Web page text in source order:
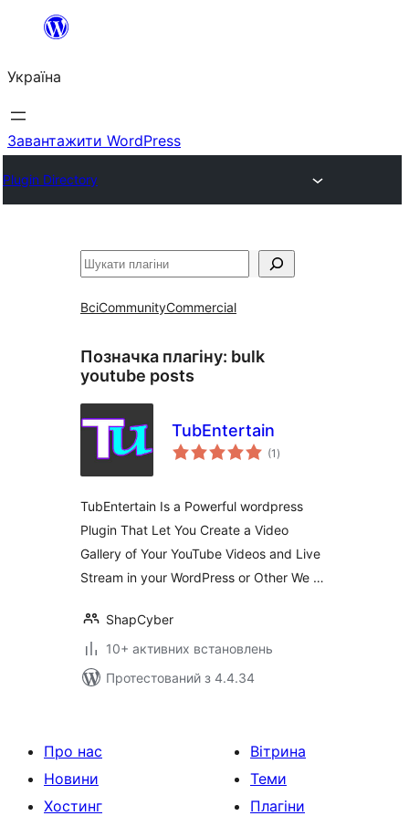
Перейти
вмісту
Україна
Завантажити WordPress
Plugin Directory
Пошук
ВсіCommunityCommercial
Позначка плагіну: bulk
youtube posts
TubEntertain
(1 загальний
рейтинг
)
TubEntertain Is a Powerful wordpress
Plugin That Let You Create a Video
Gallery of Your YouTube Videos and Live
Stream in your WordPress or Other We …
ShapCyber
10+ активних встановлень
Протестований з 4.4.34
Про нас
Новини
Хостинг
Вітрина
Теми
Плагіни